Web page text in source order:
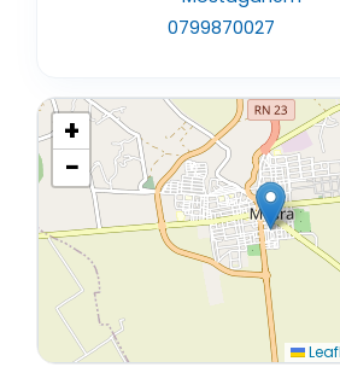
0799870027
+
−